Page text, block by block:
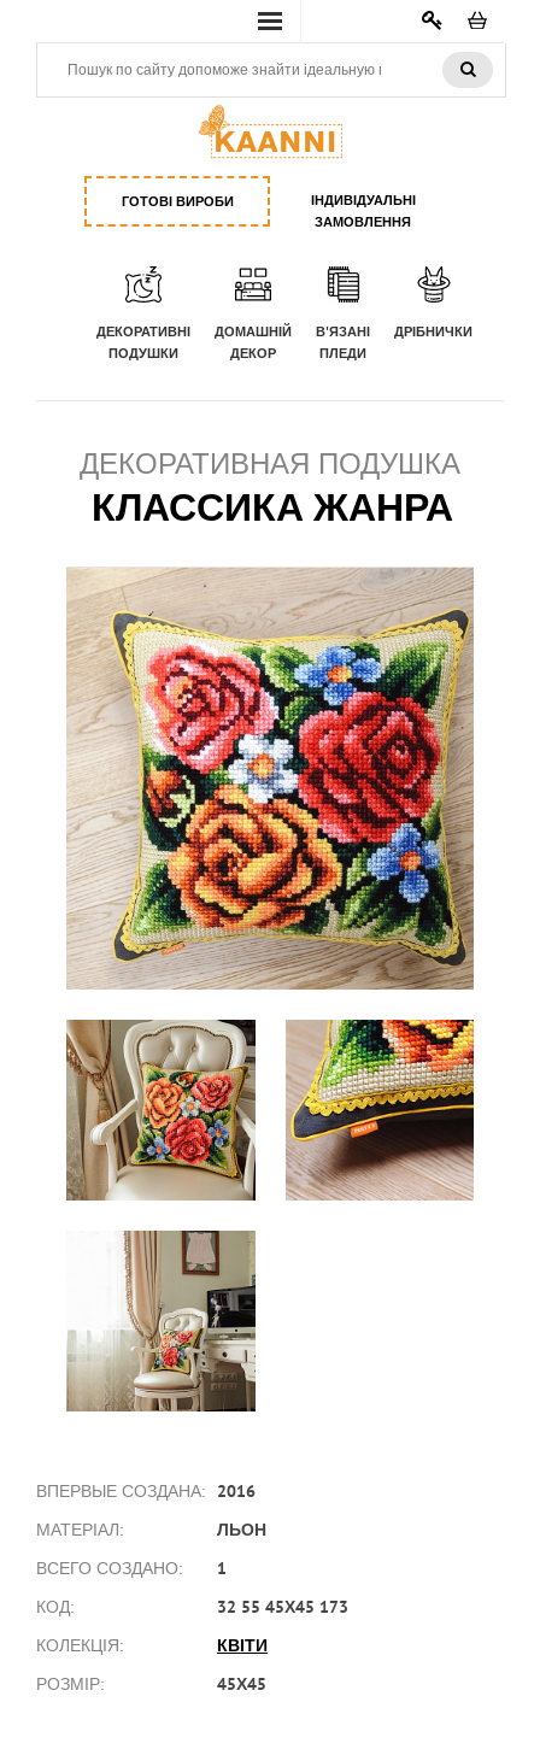
КАБИНЕТ
ГОТОВІ ВИРОБИ
ІНДИВІДУАЛЬНІ
ЗАМОВЛЕННЯ
ДЕКОРАТИВНІ
ПОДУШКИ
ДОМАШНІЙ
ДЕКОР
В'ЯЗАНІ
ПЛЕДИ
ДРІБНИЧКИ
ДЕКОРАТИВНАЯ ПОДУШКА
КЛАССИКА ЖАНРА
ВПЕРВЫЕ СОЗДАНА: 2016
МАТЕРІАЛ: ЛЬОН
ВСЕГО СОЗДАНО: 1
КОД: 32 55 45Х45 173
КОЛЕКЦІЯ: КВІТИ
РОЗМІР: 45Х45